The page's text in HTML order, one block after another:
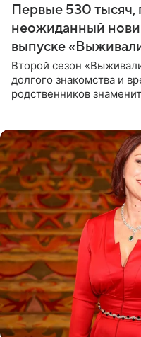
Первые 530 тысяч,
неожиданный
выпуске
Второй сезон
долгого знакомства и
родственников